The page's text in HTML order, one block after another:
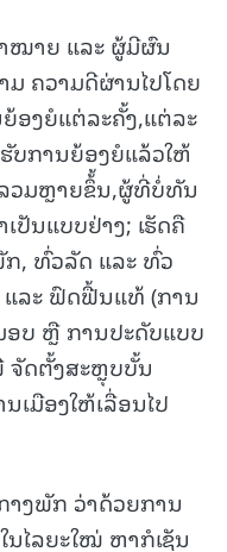
ໝາຍ ແລະ ຜູ້ມີຜົນ
ຄວາມດີຜ່ານໄປໂດຍ
ອງຍໍແຕ່ລະຄັ້ງ,ແຕ່ລະ
ບການຍ້ອງຍໍແລ້ວໃຫ້
ວມຫຼາຍຂຶ້້ນ,ຜູ້ທີ່ບໍ່ທັນ
ປັນແບບຢ່າງ; ເຮັດຄື
ກ, ທົ່ວລັດ ແລະ ທົ່ວ
ແລະ ຟົດຟື້ນແທ້ (ການ
ບ ຫຼື ການປະດັບແບບ
ຈັດຕັ້ງສະຫຼຸບບັ້ນ
ເມືອງໃຫ້ເລື່ອນໄປ
າງພັກ ວ່າດ້ວຍການ
ນໄລຍະໃໝ່ ຫາກໍເຊັນ